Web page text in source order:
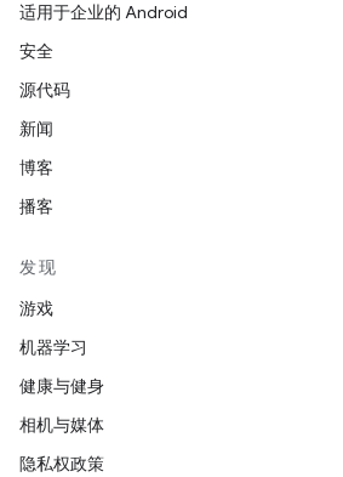
适用于企业的 Android
安全
源代码
新闻
博客
播客
发现
游戏
机器学习
健康与健身
相机与媒体
隐私权政策